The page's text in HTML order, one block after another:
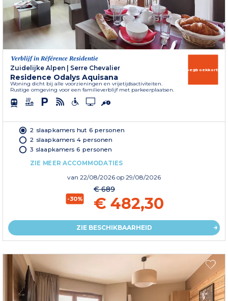
Verblijf in Référence Residentie
Zuidelijke Alpen
Serre Chevalier
Residence Odalys Aquisana
Woning dicht bij alle voorzieningen en vrijetijdsactiviteiten.
Rustige omgeving voor een familieverblijf met parkeerplaatsen.
Vroegboekkorting
2 slaapkamers hut 6 personen
2 slaapkamers 4 personen
3 slaapkamers 6 personen
ZIE MEER ACCOMMODATIES
van 22/08/2026 op 29/08/2026
-30%
€ 689
€ 482,30
ZIE BESCHIKBAARHEID